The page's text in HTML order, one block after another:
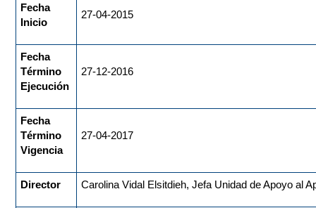
Fecha
Inicio
27-04-2015
Fecha
Término
Ejecución
27-12-2016
Fecha
Término
Vigencia
27-04-2017
Director Carolina Vidal Elsitdieh, Jefa Unidad de Apoyo al